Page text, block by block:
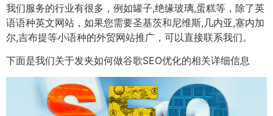
我们服务的行业有很多，例如罐子,绝缘玻璃,蛋糕等，除了英
语语种英文网站，如果您需要圣基茨和尼维斯,几内亚,塞内加
尔,吉布提等小语种的外贸网站推广，可以直接联系我们。
下面是我们关于发夹如何做谷歌SEO优化的相关详细信息